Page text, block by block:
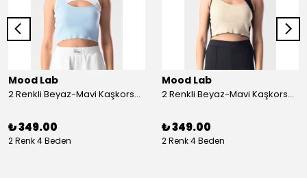
Mood Lab
2 Renkli Beyaz-Mavi Kaşkorse Asimetrik Crop Atlet Bluz Top - beyaz-mavi
₺ 349.00
2 Renk 4 Beden
Mood Lab
2 Renkli Beyaz-Mavi Kaşkorse Asimetrik Crop Atlet Bluz Top - siyah-bej
₺ 349.00
2 Renk 4 Beden